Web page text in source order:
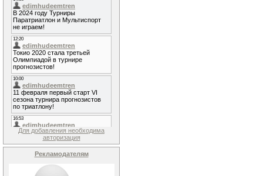
Для добавления необходима
авторизация
Рекламодателям